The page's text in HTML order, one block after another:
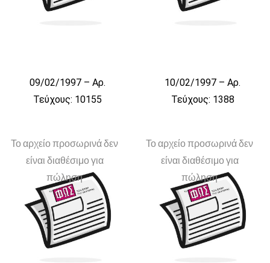
09/02/1997 – Αρ.
Τεύχους: 10155
10/02/1997 – Αρ.
Τεύχους: 1388
Το αρχείο προσωρινά δεν
είναι διαθέσιμο για
πώληση
Το αρχείο προσωρινά δεν
είναι διαθέσιμο για
πώληση